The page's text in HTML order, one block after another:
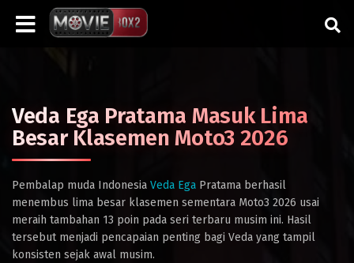
Veda Ega Pratama Masuk Lima
Besar Klasemen Moto3 2026
Pembalap muda Indonesia Veda Ega Pratama berhasil
menembus lima besar klasemen sementara Moto3 2026 usai
meraih tambahan 13 poin pada seri terbaru musim ini. Hasil
tersebut menjadi pencapaian penting bagi Veda yang tampil
konsisten sejak awal musim.